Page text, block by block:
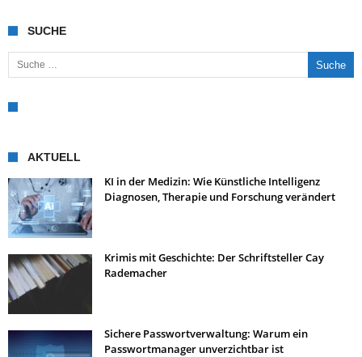
SUCHE
Suche nach:
AKTUELL
KI in der Medizin: Wie Künstliche Intelligenz
Diagnosen, Therapie und Forschung verändert
Krimis mit Geschichte: Der Schriftsteller Cay
Rademacher
Sichere Passwortverwaltung: Warum ein
Passwortmanager unverzichtbar ist